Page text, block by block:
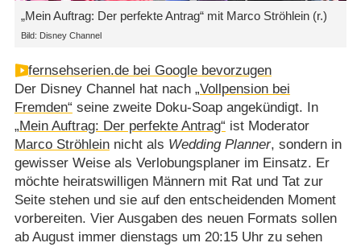
„Mein Auftrag: Der perfekte Antrag“ mit Marco Ströhlein (r.)
Bild: Disney Channel
fernsehserien.de bei Google bevorzugen
Der Disney Channel hat nach „Vollpension bei
Fremden“ seine zweite Doku-Soap angekündigt. In
„Mein Auftrag: Der perfekte Antrag“ ist Moderator
Marco Ströhleinnicht als Wedding Planner, sondern in
gewisser Weise als Verlobungsplaner im Einsatz. Er
möchte heiratswilligen Männern mit Rat und Tat zur
Seite stehen und sie auf den entscheidenden Moment
vorbereiten. Vier Ausgaben des neuen Formats sollen
ab August immer dienstags um 20:15 Uhr zu sehen